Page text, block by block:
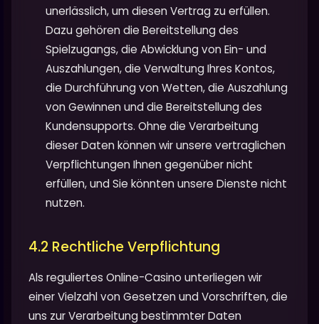
unerlässlich, um diesen Vertrag zu erfüllen.
Dazu gehören die Bereitstellung des
Spielzugangs, die Abwicklung von Ein- und
Auszahlungen, die Verwaltung Ihres Kontos,
die Durchführung von Wetten, die Auszahlung
von Gewinnen und die Bereitstellung des
Kundensupports. Ohne die Verarbeitung
dieser Daten können wir unsere vertraglichen
Verpflichtungen Ihnen gegenüber nicht
erfüllen, und Sie könnten unsere Dienste nicht
nutzen.
4.2 Rechtliche Verpflichtung
Als reguliertes Online-Casino unterliegen wir
einer Vielzahl von Gesetzen und Vorschriften, die
uns zur Verarbeitung bestimmter Daten